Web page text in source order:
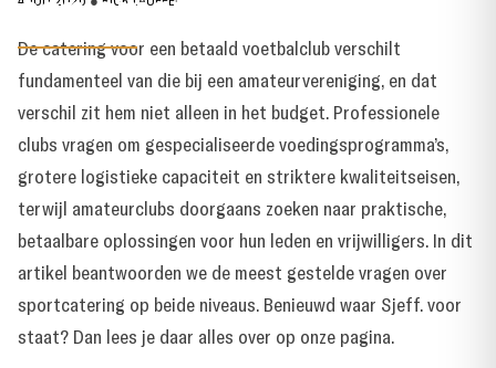
De catering voor een betaald voetbalclub verschilt
fundamenteel van die bij een amateurvereniging, en dat
verschil zit hem niet alleen in het budget. Professionele
clubs vragen om gespecialiseerde voedingsprogramma’s,
grotere logistieke capaciteit en striktere kwaliteitseisen,
terwijl amateurclubs doorgaans zoeken naar praktische,
betaalbare oplossingen voor hun leden en vrijwilligers. In dit
artikel beantwoorden we de meest gestelde vragen over
sportcatering op beide niveaus. Benieuwd waar Sjeff. voor
staat? Dan lees je daar alles over op onze pagina.